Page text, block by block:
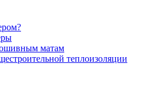
матам
теплоизоляции